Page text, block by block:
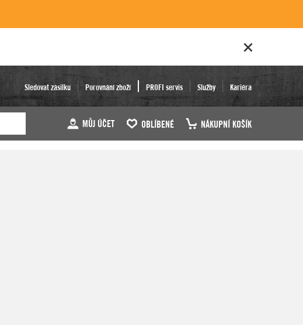
Sledovat zásilku Porovnání zboží PROFI servis Služby Kariéra
MŮJ ÚČET OBLÍBENÉ NÁKUPNÍ KOŠÍK